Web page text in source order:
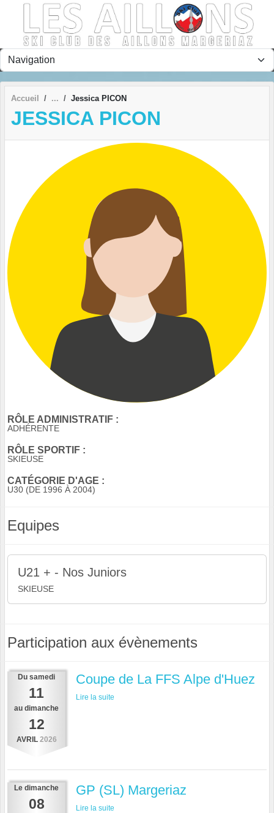
Accueil Jessica PICON
JESSICA PICON
RÔLE ADMINISTRATIF :
ADHÉRENTE
RÔLE SPORTIF :
SKIEUSE
CATÉGORIE D'AGE :
U30 (DE 1996 À 2004)
Equipes
U21 + - Nos Juniors
SKIEUSE
Participation aux évènements
Du samedi
11
au dimanche
12
AVRIL 2026
Coupe de La FFS Alpe d'Huez
Lire la suite
Le dimanche
08
GP (SL) Margeriaz
Lire la suite
Panneau de gestion des cookies